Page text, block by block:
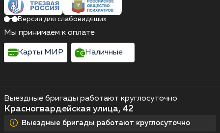
Выездные бригады работают круглосуточно
Красногвардейская улица, 42
Выездные бригады работают круглосуточно
Версия для слабовидящих
Мы принимаем к оплате
Карты МИР Наличные